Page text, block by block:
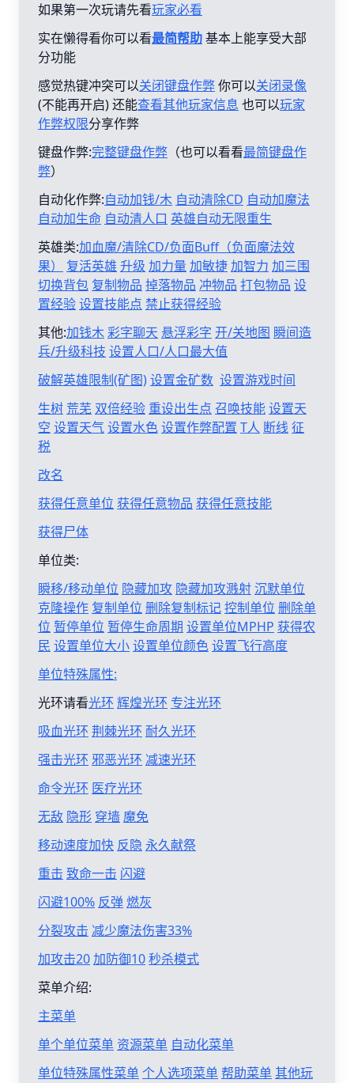
如果第一次玩请先看玩家必看
实在懒得看你可以看最简帮助基本上能享受大部
分功能
感觉热键冲突可以关闭键盘作弊你可以关闭录像
(不能再开启) 还能查看其他玩家信息 也可以玩家
作弊权限分享作弊
键盘作弊:完整键盘作弊 （也可以看看最简键盘作
弊）
自动化作弊:自动加钱/木 自动清除CD 自动加魔法
自动加生命 自动清人口 英雄自动无限重生
英雄类:加血魔/清除CD/负面Buff（负面魔法效
果）
复活英雄 升级 加力量 加敏捷加智力 加三围
切换背包 复制物品 掉落物品 冲物品 打包物品 设
置经验设置技能点 禁止获得经验
其他:加钱木彩字聊天 悬浮彩字 开/关地图 瞬间造
兵/升级科技 设置人口/人口最大值
破解英雄限制(矿图)设置金矿数 设置游戏时间
生树 荒芜 双倍经验 重设出生点 召唤技能设置天
空 设置天气设置水色设置作弊配置 T人 断线征
税
改名
获得任意单位 获得任意物品 获得任意技能
获得尸体
单位类:
瞬移/移动单位 隐藏加攻 隐藏加攻溅射沉默单位
克隆操作 复制单位 删除复制标记控制单位 删除单
位 暂停单位 暂停生命周期 设置单位MPHP 获得农
民 设置单位大小设置单位颜色设置飞行高度
单位特殊属性:
光环请看光环 辉煌光环 专注光环
吸血光环 荆棘光环 耐久光环
强击光环 邪恶光环 减速光环
命令光环 医疗光环
无敌 隐形 穿墙 魔免
移动速度加快 反隐 永久献祭
重击 致命一击 闪避
闪避100% 反弹燃灰
分裂攻击 减少魔法伤害33%
加攻击20加防御10秒杀模式
菜单介绍:
主菜单
单个单位菜单 资源菜单 自动化菜单
单位特殊属性菜单个人选项菜单帮助菜单其他玩